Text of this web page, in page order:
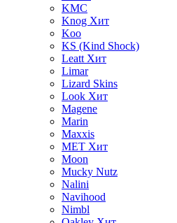
KMC
Knog Хит
Koo
KS (Kind Shock)
Leatt Хит
Limar
Lizard Skins
Look Хит
Magene
Marin
Maxxis
MET Хит
Moon
Mucky Nutz
Nalini
Navihood
Nimbl